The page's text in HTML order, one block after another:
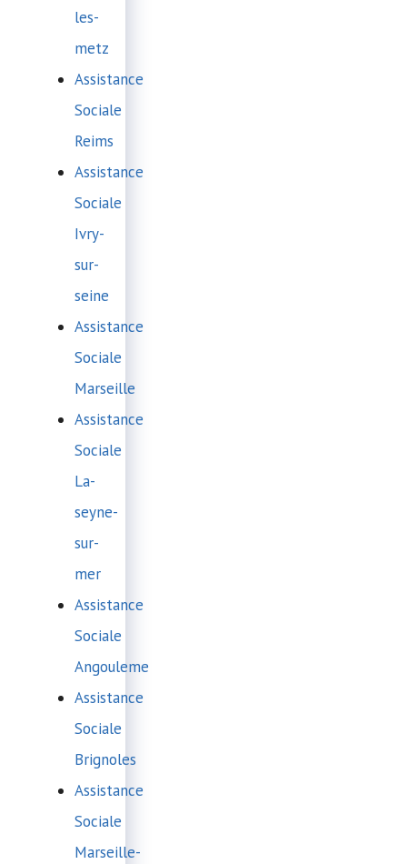
les-
metz
Assistance
Sociale
Reims
Assistance
Sociale
Ivry-
sur-
seine
Assistance
Sociale
Marseille
Assistance
Sociale
La-
seyne-
sur-
mer
Assistance
Sociale
Angouleme
Assistance
Sociale
Brignoles
Assistance
Sociale
Marseille-